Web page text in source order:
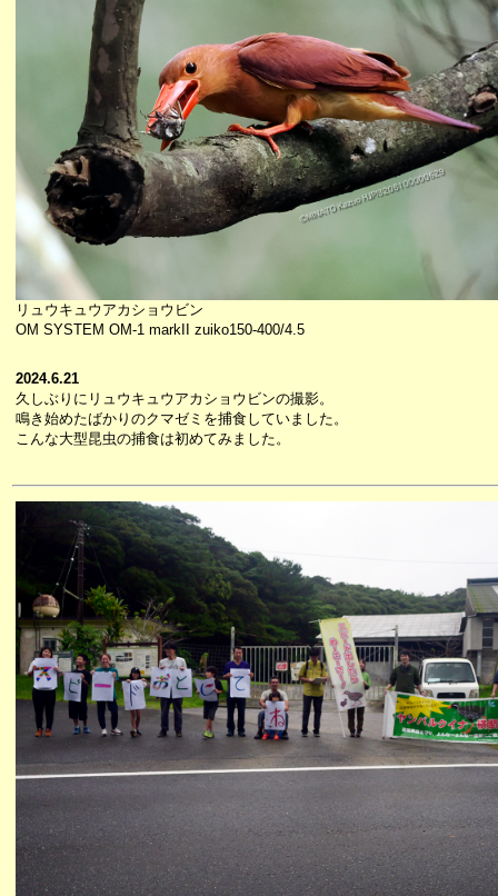
リュウキュウアカショウビン
OM SYSTEM OM-1 markII zuiko150-400/4.5
2024.6.21
久しぶりにリュウキュウアカショウビンの撮影。
鳴き始めたばかりのクマゼミを捕食していました。
こんな大型昆虫の捕食は初めてみました。